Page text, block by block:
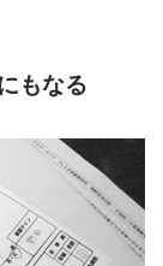
もなる